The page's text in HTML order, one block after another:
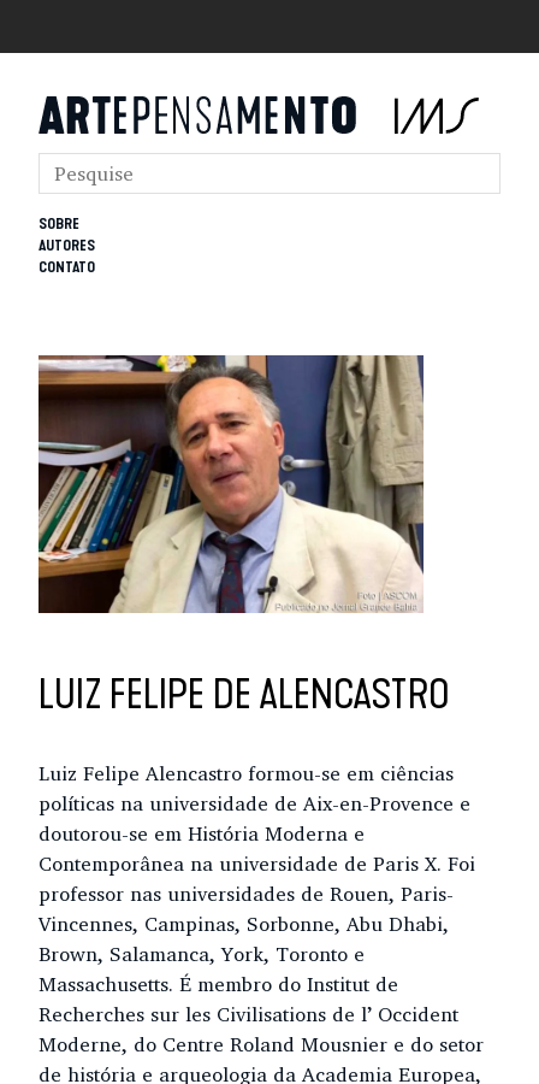
SOBRE
AUTORES
CONTATO
LUIZ FELIPE DE ALENCASTRO
Luiz Felipe Alencastro formou-se em ciências
políticas na universidade de Aix-en-Provence e
doutorou-se em História Moderna e
Contemporânea na universidade de Paris X. Foi
professor nas universidades de Rouen, Paris-
Vincennes, Campinas, Sorbonne, Abu Dhabi,
Brown, Salamanca, York, Toronto e
Massachusetts. É membro do Institut de
Recherches sur les Civilisations de l’ Occident
Moderne, do Centre Roland Mousnier e do setor
de história e arqueologia da Academia Europea,